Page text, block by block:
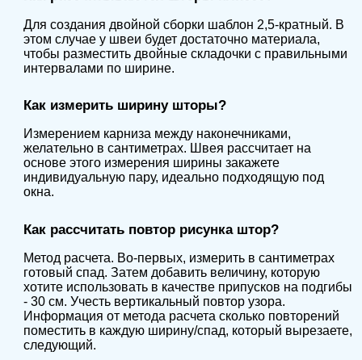
Для создания двойной сборки шаблон 2,5-кратный. В
этом случае у швеи будет достаточно материала,
чтобы разместить двойные складочки с правильными
интервалами по ширине.
Как измерить ширину шторы?
Измерением карниза между наконечниками,
желательно в сантиметрах. Швея рассчитает на
основе этого измерения ширины закажете
индивидуальную пару, идеально подходящую под
окна.
Как рассчитать повтор рисунка штор?
Метод расчета. Во-первых, измерить в сантиметрах
готовый спад. Затем добавить величину, которую
хотите использовать в качестве припусков на подгибы
- 30 см. Учесть вертикальный повтор узора.
Информация от метода расчета сколько повторений
поместить в каждую ширину/спад, который вырезаете,
следующий.